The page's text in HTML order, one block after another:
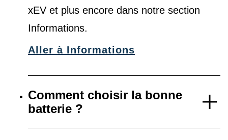
xEV et plus encore dans notre section
Informations.
Aller à Informations
Comment choisir la bonne
batterie ?